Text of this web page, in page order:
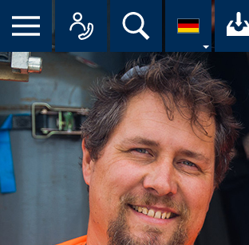
Suche